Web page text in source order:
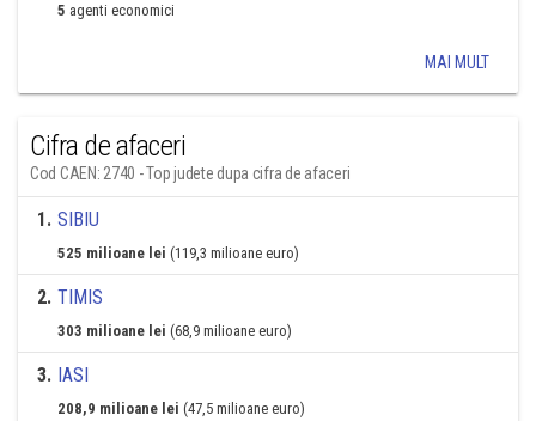
5 agenti economici
MAI MULT
Cifra de afaceri
Cod CAEN: 2740 - Top judete dupa cifra de afaceri
1. SIBIU
525 milioane lei (119,3 milioane euro)
2. TIMIS
303 milioane lei (68,9 milioane euro)
3. IASI
208,9 milioane lei (47,5 milioane euro)